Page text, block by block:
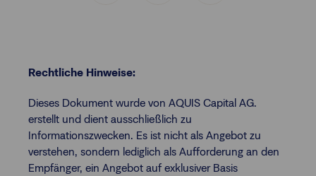
Rechtliche Hinweise:
Dieses Dokument wurde von AQUIS Capital AG.
erstellt und dient ausschließlich zu
Informationszwecken. Es ist nicht als Angebot zu
verstehen, sondern lediglich als Aufforderung an den
Empfänger, ein Angebot auf exklusiver Basis